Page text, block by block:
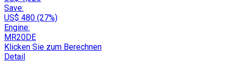
Save:
US$ 480 (27%)
Engine:
MR20DE
Klicken Sie zum Berechnen
Detail